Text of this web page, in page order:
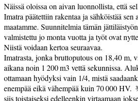
Näissä oloissa on aivan luonnollista, että
Imatra päätettiin rakentaa ja sähköistää sen
maatamme. Suunnitelmia tämän
valmistettu jo monta vuotta ja työt ovat
Niistä voidaan kertoa seuraavaa.
Imatrasta, jonka bruttoputous on 18,40 m,
aikana noin 1 200 m3 vettä sekunnissa.
ottamaan hyödyksi vain 1/4, mistä
enempää eikä vähempää kuin 70 000 HV.
siis toistaiseksi edelleenkin virtaamaan